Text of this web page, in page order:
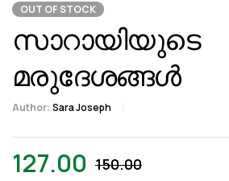
OUT OF STOCK
സാറായിയുടെ
മരുദേശങ്ങൾ
Author: Sara Joseph
150.00
127.00